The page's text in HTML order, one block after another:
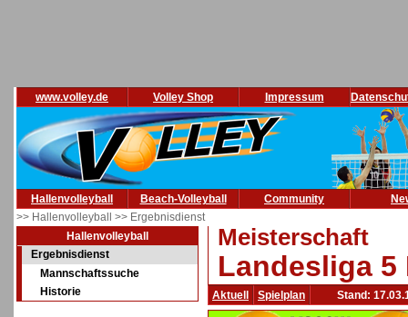
www.volley.de Volley Shop Impressum
Hallenvolleyball Beach-Volleyball Community
>> Hallenvolleyball >> Ergebnisdienst
Hallenvolleyball
Ergebnisdienst
Mannschaftssuche
Historie
Meisterschaft
Landesliga 5
Aktuell Spielplan Stand: